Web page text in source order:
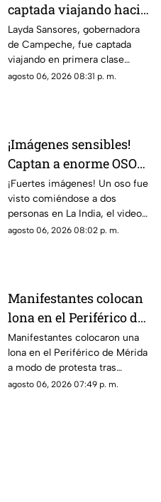
captada viajando hacia
Madrid
Layda Sansores, gobernadora
de Campeche, fue captada
viajando en primera clase
rumbo a Madrid junto a su
agosto 06, 2026 08:31 p. m.
¡Imágenes sensibles!
Captan a enorme OSO
devorándose a dos
hermanos; filtran
VIDEO
¡Fuertes imágenes! Un oso fue
visto comiéndose a dos
personas en La India, el video
se ha vuelto viral en redes.
agosto 06, 2026 08:02 p. m.
Manifestantes colocan
lona en el Periférico de
Mérida tras DESALOJO;
furiosos contra Huacho
Manifestantes colocaron una
lona en el Periférico de Mérida
a modo de protesta tras
desalojo de un asentamiento,
agosto 06, 2026 07:49 p. m.